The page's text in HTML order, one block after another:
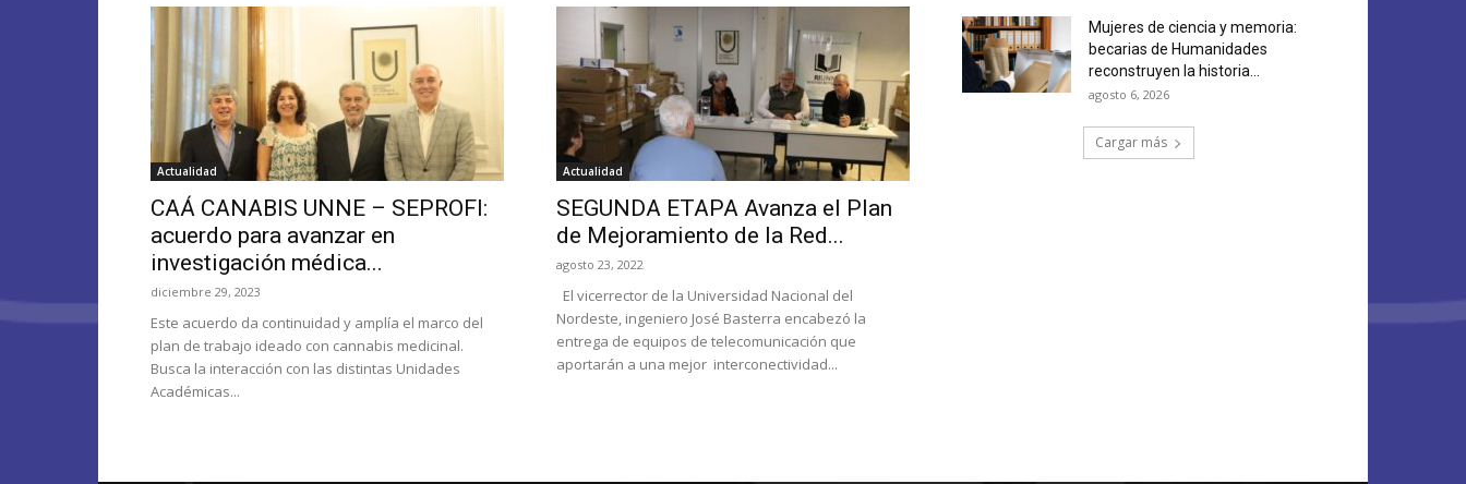
Actualidad
CAÁ CANABIS UNNE – SEPROFI:
acuerdo para avanzar en
investigación médica...
diciembre 29, 2023
Este acuerdo da continuidad y amplía el marco del
plan de trabajo ideado con cannabis medicinal.
Busca la interacción con las distintas Unidades
Académicas...
Actualidad
SEGUNDA ETAPA Avanza el Plan
de Mejoramiento de la Red...
agosto 23, 2022
El vicerrector de la Universidad Nacional del
Nordeste, ingeniero José Basterra encabezó la
entrega de equipos de telecomunicación que
aportarán a una mejor interconectividad...
Mujeres de ciencia y memoria:
becarias de Humanidades
reconstruyen la historia...
agosto 6, 2026
Cargar más